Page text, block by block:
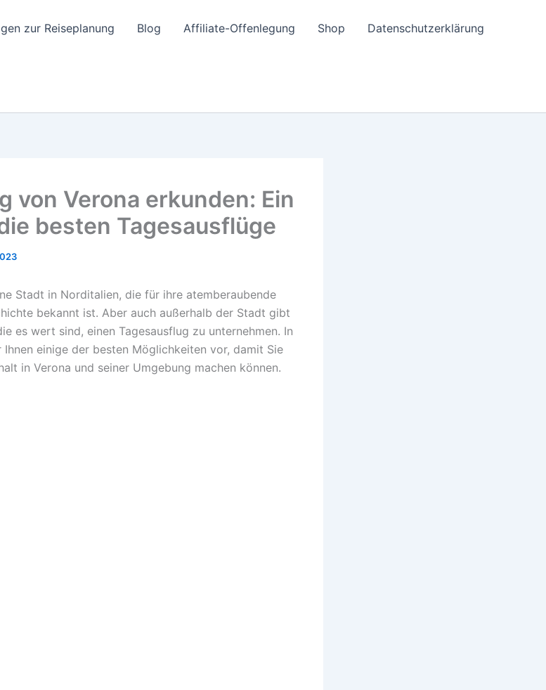
zur Reiseplanung Blog Affiliate-Offenlegung Shop Datenschutzerklärung
von Verona erkunden: Ein
besten Tagesausflüge
Stadt in Norditalien, die für ihre atemberaubende
bekannt ist. Aber auch außerhalb der Stadt gibt
es wert sind, einen Tagesausflug zu unternehmen. In
einige der besten Möglichkeiten vor, damit Sie
in Verona und seiner Umgebung machen können.